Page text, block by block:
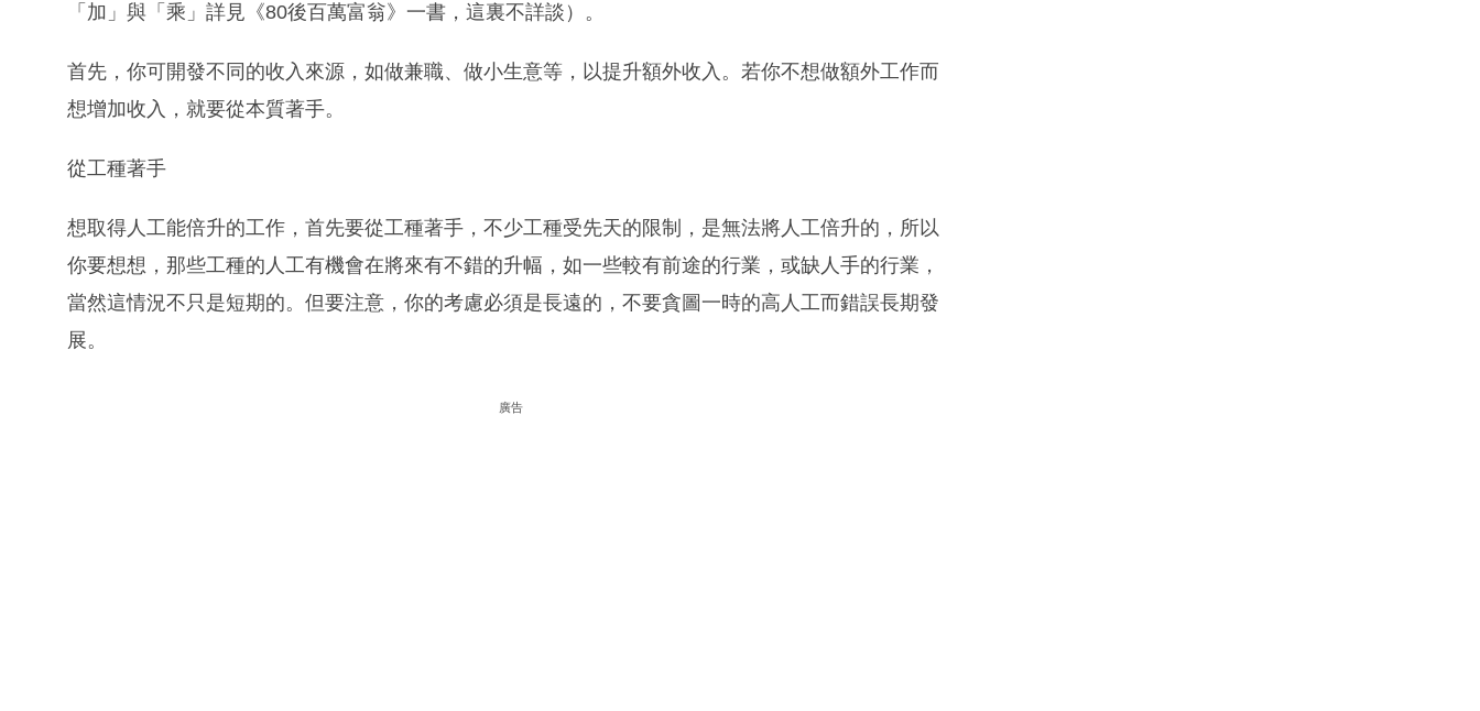
「加」與「乘」詳見《80後百萬富翁》一書，這裏不詳談）。
首先，你可開發不同的收入來源，如做兼職、做小生意等，以提升額外收入。若你不想做額外工作而
想增加收入，就要從本質著手。
從工種著手
想取得人工能倍升的工作，首先要從工種著手，不少工種受先天的限制，是無法將人工倍升的，所以
你要想想，那些工種的人工有機會在將來有不錯的升幅，如一些較有前途的行業，或缺人手的行業，
當然這情況不只是短期的。但要注意，你的考慮必須是長遠的，不要貪圖一時的高人工而錯誤長期發
展。
廣告